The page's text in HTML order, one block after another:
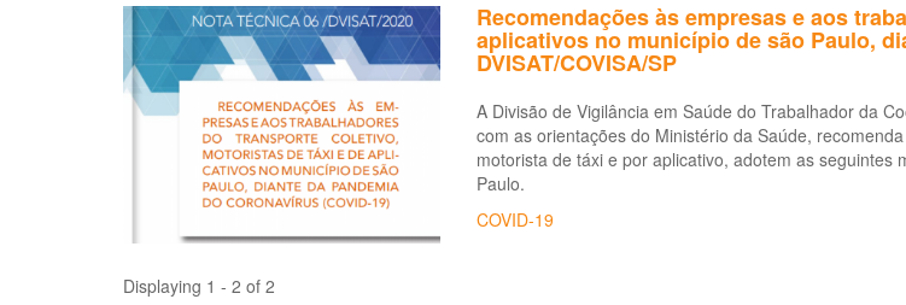
Recomendações às empresas e aos
aplicativos no município de são Paulo,
DVISAT/COVISA/SP
A Divisão de Vigilância em Saúde do Trabalhador da
com as orientações do Ministério da Saúde,
motorista de táxi e por aplicativo, adotem as
Paulo.
COVID-19
Displaying 1 - 2 of 2